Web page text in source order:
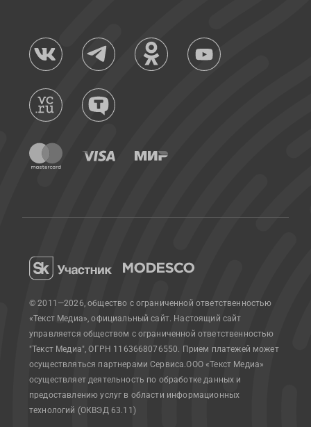
© 2011—2026, общество с ограниченной ответственностью
«Текст Медиа», официальный сайт. Настоящий сайт
управляется обществом с ограниченной ответственностью
"Текст Медиа", ОГРН 1163668076550. Прием платежей может
осуществляться партнерами Сервиса.ООО «Текст Медиа»
осуществляет деятельность по обработке данных и
предоставлению услуг в области информационных
технологий (ОКВЭД 63.11)